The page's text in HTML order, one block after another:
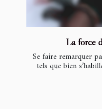
La force
Se faire remarquer
tels que bien